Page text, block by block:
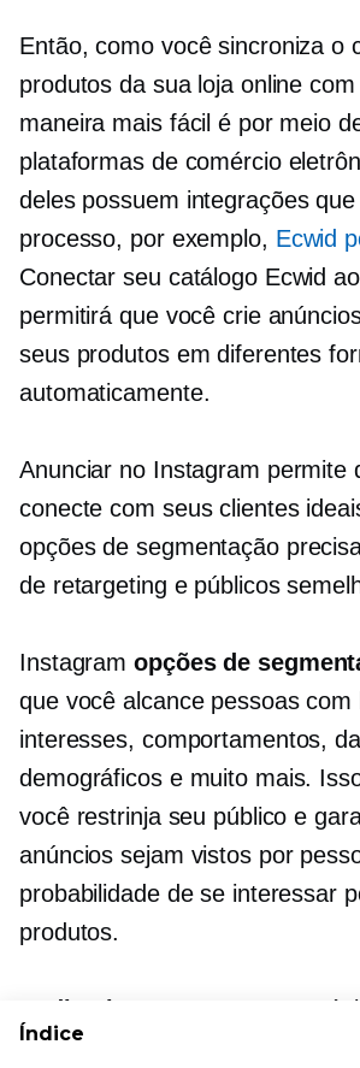
Então, como você sincroniza o
produtos da sua loja online
maneira mais fácil é por meio
plataformas de comércio
deles possuem integrações
processo, por exemplo, Ecwid
Conectar seu catálogo Ecwid
permitirá que você crie
seus produtos em diferentes
automaticamente.
Anunciar no Instagram permite
conecte com seus clientes
opções de segmentação
de retargeting e públicos
Instagram opções de
que você alcance pessoas com
interesses, comportamentos,
demográficos e muito mais.
você restrinja seu público e
anúncios sejam vistos por
probabilidade de se interessar
produtos.
Redirecionamento
As
que você exiba anúncios para
Índice